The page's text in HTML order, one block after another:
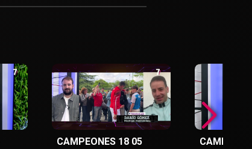
CAMPEONES 18 05